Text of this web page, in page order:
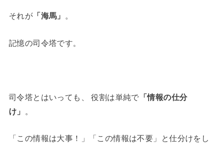
それが 「海馬」 。
記憶の司令塔です。
司令塔とはいっても、 役割は単純で 「情報の仕分
け」
「この情報は大事！」「この情報は不要」と仕分けをし